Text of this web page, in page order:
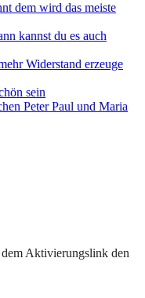
dem wird das meiste
kannst du es auch
Widerstand erzeuge
sein
Peter Paul und Maria
Aktivierungslink den